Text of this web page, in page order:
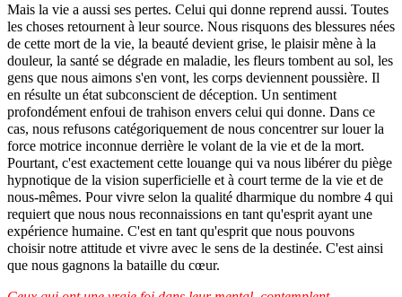
Mais la vie a aussi ses pertes. Celui qui donne reprend aussi. Toutes
les choses retournent à leur source. Nous risquons des blessures nées
de cette mort de la vie, la beauté devient grise, le plaisir mène à la
douleur, la santé se dégrade en maladie, les fleurs tombent au sol, les
gens que nous aimons s'en vont, les corps deviennent poussière. Il
en résulte un état subconscient de déception. Un sentiment
profondément enfoui de trahison envers celui qui donne. Dans ce
cas, nous refusons catégoriquement de nous concentrer sur louer la
force motrice inconnue derrière le volant de la vie et de la mort.
Pourtant, c'est exactement cette louange qui va nous libérer du piège
hypnotique de la vision superficielle et à court terme de la vie et de
nous-mêmes. Pour vivre selon la qualité dharmique du nombre 4 qui
requiert que nous nous reconnaissions en tant qu'esprit ayant une
expérience humaine. C'est en tant qu'esprit que nous pouvons
choisir notre attitude et vivre avec le sens de la destinée. C'est ainsi
que nous gagnons la bataille du cœur.